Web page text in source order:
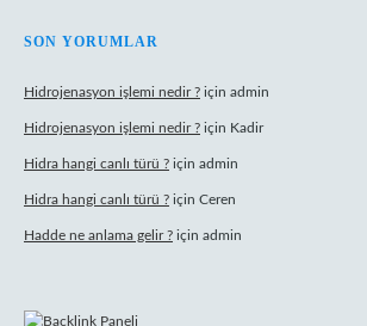
SON YORUMLAR
Hidrojenasyon işlemi nedir ? için admin
Hidrojenasyon işlemi nedir ? için Kadir
Hidra hangi canlı türü ? için admin
Hidra hangi canlı türü ? için Ceren
Hadde ne anlama gelir ? için admin